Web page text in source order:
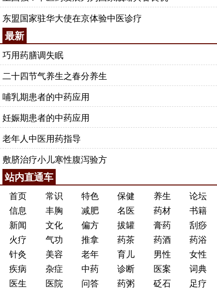
东盟国家驻华大使在京体验中医诊疗
最新
巧用药膳调失眠
二十四节气养生之春分养生
哺乳期患者的中药应用
妊娠期患者的中药应用
老年人中医用药指导
敷脐治疗小儿寒性腹泻验方
站内直通车
首页 常识 特色 保健 养生
论坛
信息
丰胸 减肥 名医 药材
书籍
新闻
文化 偏方 拔罐 膏药
刮痧
火疗
气功 推拿 药茶 药酒
药浴
针灸
美容 老年 育儿 男性
女性
疾病
杂症 中药 诊断 医案
词典
医生
医院 问答 药粥 砭石 足疗